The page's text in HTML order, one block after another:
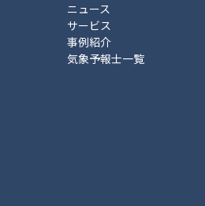
ニュース
サービス
事例紹介
気象予報士一覧